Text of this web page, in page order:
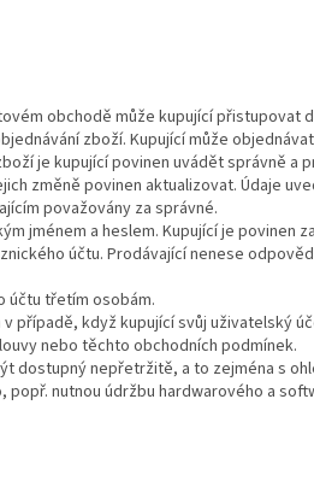
obchodě může kupující přistupovat
zboží. Kupující může
je kupující povinen uvádět správně a
změně povinen aktualizovat. Údaje
považovány za správné.
jménem a heslem. Kupující je povinen
účtu. Prodávající nenese
účtu třetím osobám.
případě, když kupující svůj uživatelský
nebo těchto obchodních podmínek.
dostupný nepřetržitě, a to zejména s
nutnou údržbu hardwarového a